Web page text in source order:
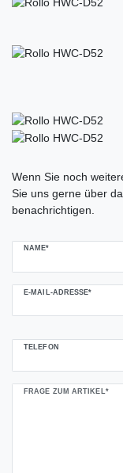
Wenn Sie noch
Sie uns gerne über
benachrichtigen.
NAME*
E-MAIL-ADRESSE*
TELEFON
FRAGE ZUM ARTIKEL*